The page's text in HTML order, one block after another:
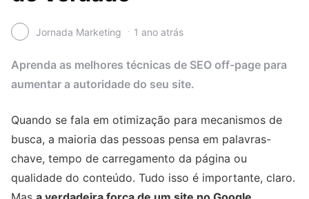
Jornada Marketing 1 ano atrás
Aprenda as melhores técnicas de SEO off-page para
aumentar a autoridade do seu site.
Quando se fala em otimização para mecanismos de
busca, a maioria das pessoas pensa em palavras-
chave, tempo de carregamento da página ou
qualidade do conteúdo. Tudo isso é importante, claro.